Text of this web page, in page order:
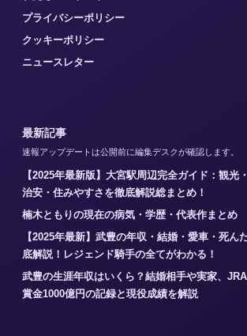
プライバシーポリシー
クッキーポリシー
ニュースレター
最新記事
速報アップデートは公開前に編集デスクが確認します。
【2025年最新版】大宮駅周辺完全ガイド：観光
治安・住みやすさを徹底解説総まとめ！
楠木ともりの現在の病気・学歴・代表作まとめ
【2025年最新】武豊の年収・結婚・愛車・死ん
底解説！レジェンド騎手の全てがわかる！
武豊の生涯年収はいくら？結婚相手や実家、
賞金1000億円の記録と現役成績を解説